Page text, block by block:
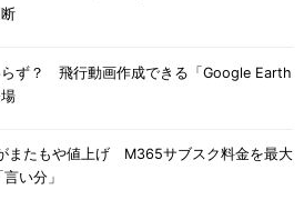
らず？ 飛行動画作成できる「Google Earth
またもや値上げ M365サブスク料金を最大
い分」